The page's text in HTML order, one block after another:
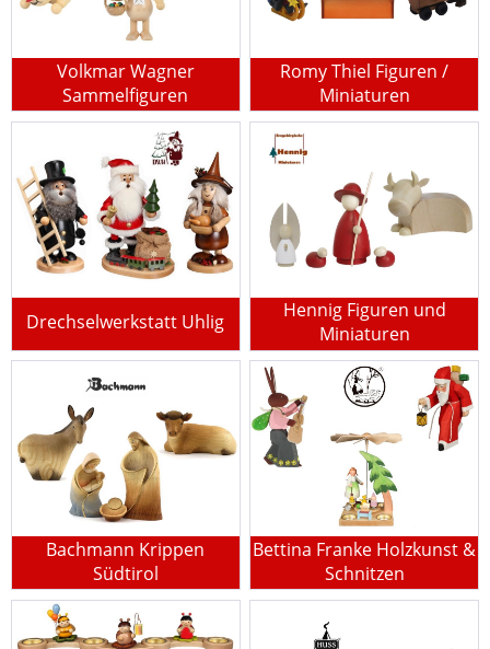
Volkmar Wagner
Sammelfiguren
Romy Thiel Figuren /
Miniaturen
Drechselwerkstatt Uhlig
Hennig Figuren und
Miniaturen
Bachmann Krippen
Südtirol
Bettina Franke Holzkunst &
Schnitzen